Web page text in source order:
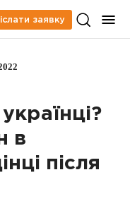
заявку
в
після